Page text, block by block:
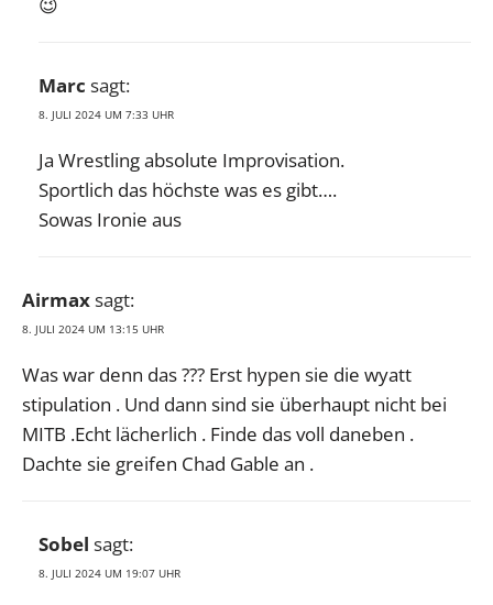
😉
Marc sagt:
8. JULI 2024 UM 7:33 UHR
Ja Wrestling absolute Improvisation.
Sportlich das höchste was es gibt….
Sowas Ironie aus
Airmaxsagt:
8. JULI 2024 UM 13:15 UHR
Was war denn das ??? Erst hypen sie die wyatt
stipulation . Und dann sind sie überhaupt nicht bei
MITB .Echt lächerlich . Finde das voll daneben .
Dachte sie greifen Chad Gable an .
Sobel sagt:
8. JULI 2024 UM 19:07 UHR